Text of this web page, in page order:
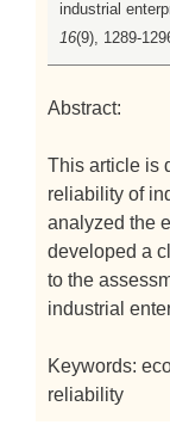
industrial
16(9), 1289-
Abstract:
This article is
reliability of
analyzed the
developed a
to the
industrial
Keywords:
reliability